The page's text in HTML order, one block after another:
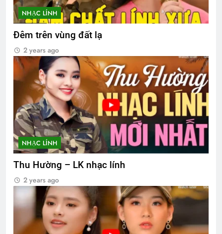
NHẠC LÍNH
Đêm trên vùng đất lạ
2 years ago
NHẠC LÍNH
Thu Hường – LK nhạc lính
2 years ago